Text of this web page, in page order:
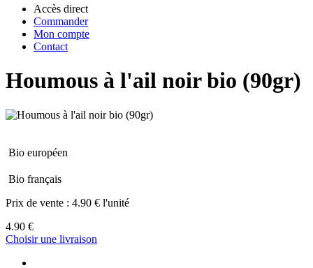
Accès direct
Commander
Mon compte
Contact
Houmous à l'ail noir bio (90gr)
Bio européen
Bio français
Prix de vente : 4.90 € l'unité
4.90 €
Choisir une livraison